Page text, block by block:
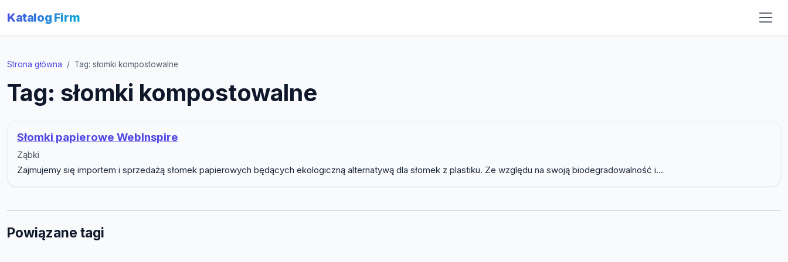
Katalog Firm
Strona główna Tag: słomki kompostowalne
Tag: słomki kompostowalne
Słomki papierowe WebInspire
Ząbki
Zajmujemy się importem i sprzedażą słomek papierowych będących ekologiczną alternatywą dla słomek z plastiku. Ze względu na swoją biodegradowalność i...
Powiązane tagi